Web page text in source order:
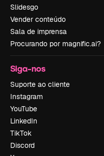
Slidesgo
Vender conteúdo
Sala de imprensa
Procurando por magnific.ai?
Siga-nos
Suporte ao cliente
Instagram
YouTube
LinkedIn
TikTok
Discord